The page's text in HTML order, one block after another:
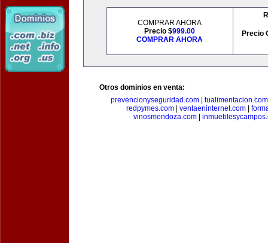
COMPRAR AHORA
Precio $999.00
COMPRAR AHORA
Precio
Otros dominios en venta:
prevencionyseguridad.com
tualimentacion.com
redpymes.com
ventaeninternet.com
vinosmendoza.com|